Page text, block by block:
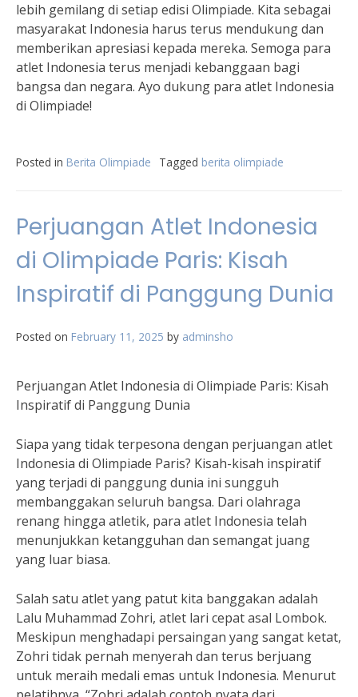
lebih gemilang di setiap edisi Olimpiade. Kita sebagai
masyarakat Indonesia harus terus mendukung dan
memberikan apresiasi kepada mereka. Semoga para
atlet Indonesia terus menjadi kebanggaan bagi
bangsa dan negara. Ayo dukung para atlet Indonesia
di Olimpiade!
Posted in Berita Olimpiade Tagged berita olimpiade
Perjuangan Atlet Indonesia
di Olimpiade Paris: Kisah
Inspiratif di Panggung Dunia
Posted on February 11, 2025 by adminsho
Perjuangan Atlet Indonesia di Olimpiade Paris: Kisah
Inspiratif di Panggung Dunia
Siapa yang tidak terpesona dengan perjuangan atlet
Indonesia di Olimpiade Paris? Kisah-kisah inspiratif
yang terjadi di panggung dunia ini sungguh
membanggakan seluruh bangsa. Dari olahraga
renang hingga atletik, para atlet Indonesia telah
menunjukkan ketangguhan dan semangat juang
yang luar biasa.
Salah satu atlet yang patut kita banggakan adalah
Lalu Muhammad Zohri, atlet lari cepat asal Lombok.
Meskipun menghadapi persaingan yang sangat ketat,
Zohri tidak pernah menyerah dan terus berjuang
untuk meraih medali emas untuk Indonesia. Menurut